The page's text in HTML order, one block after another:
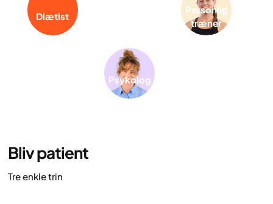
Diætist
Personlig
træner
Psykolog
Bliv patient
Tre enkle trin